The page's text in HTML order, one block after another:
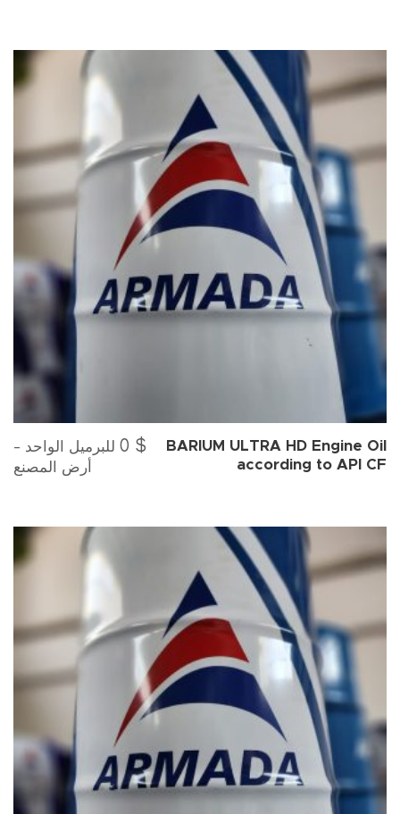
BARIUM ULTRA HD Engine Oil
according to API CF
0 $
للبرميل الواحد -
أرض المصنع